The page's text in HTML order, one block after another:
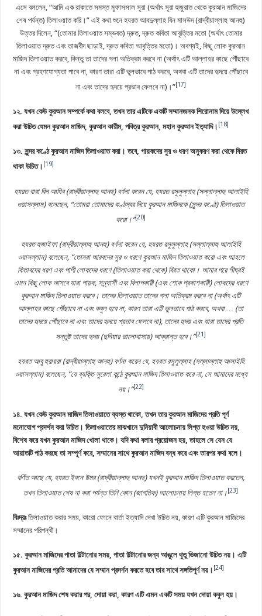
এসে বললেন, “আমি এক রাকাতে সমস্ত মুফাসসাল সূরা (অর্থাৎ সূরা হুজুরাত থেকে কুরআন মাজিদের
শেষ পর্যন্ত) তিলাওয়াত করি।” এই কথা শুনে হযরত আবদুল্লাহ বিন মাসউদ (রাদ্বীয়াল্লাহু আনহু)
উত্তর দিলেন, “(তোমার তিলাওয়াত সম্ভবত) দ্রুত, দ্রুত কবিতা আবৃত্তির মতো (অর্থাৎ তোমার
তিলাওয়াত দ্রুত এবং তাজবীদ ছাড়াই, দ্রুত কবিতা আবৃত্তির মতো)। অবশ্যই, কিছু লোক কুরআন
মাজিদ তিলাওয়াত করবে, কিন্তু তা তাদের গলা অতিক্রম করবে না (অর্থাৎ এটি আল্লাহর কাছে পৌঁছাবে
না এবং গ্রহণযোগ্যতা পাবে না, কারণ তারা এটি ভুলভাবে পাঠ করবে, অথবা এটি তাদের হৃদয়ে পৌঁছাবে
না এবং তাদের হৃদয়ে প্রভাব ফেলবে না)।”[17]
১২.‎ যখন কেউ কুরআন সম্পর্কে কথা বলবে, তখন তার এটিকে একটি সম্মানজনক শিরোনাম দিয়ে উল্লেখ
করা উচিত যেমন কুরআন মাজিদ, কুরআন কারীম, পবিত্র কুরআন, মহান কুরআন ইত্যাদি। [18]
১৩.‎ সুন্দর কণ্ঠে কুরআন মাজিদ তিলাওয়াত করা। তবে, গায়কদের সুর ও ধরণ অনুকরণ করা থেকে বিরত
থাকা উচিত। [19]
হযরত বারা বিন আযিব (রাদ্বীয়াল্লাহু আনহু) বর্ণনা করেন যে, হযরত রসুলুল্লাহ (সল্লাল্লাহু আলাইহি
ওয়াসল্লাম) বলেছেন, “তোমরা তোমাদের কণ্ঠস্বর দিয়ে কুরআন মাজিদকে (সুন্দর কণ্ঠে) তিলাওয়াত
করো।”[20]
হযরত হুজাইফা (রাদ্বীয়াল্লাহু আনহু) বর্ণনা করেন যে, হযরত রসুলুল্লাহ (সল্লাল্লাহু আলাইহি
ওয়াসল্লাম) বলেছেন, “তোমরা আরবদের সুর ও ধরণে কুরআন মাজিদ তিলাওয়াত করো এবং আহলে
কিতাবদের ধরণ এবং পাপী লোকদের ধরণে (তিলাওয়াত করা থেকে) বিরত থাকো। আমার পরে শীঘ্রই
এমন কিছু লোক আসবে যারা গায়ক, সন্ন্যাসী এবং বিলাপকারী (এবং শোক প্রকাশকারী) লোকদের ধরণে
কুরআন মাজিদ তিলাওয়াত করবে। তাদের তিলাওয়াত তাদের গলা অতিক্রম করবে না (অর্থাৎ এটি
আল্লাহর কাছে পৌঁছাবে না এবং কবুল হবে না, কারণ তারা এটি ভুলভাবে পাঠ করবে, অথবা … (তা
তাদের হৃদয়ে পৌঁছাবে না এবং তাদের হৃদয়ে প্রভাব ফেলবে না), তাদের হৃদয় এবং যারা তাদের প্রতি
সন্তুষ্ট তাদের হৃদয় (দুনিয়ার ভালোবাসায়) আক্রান্ত হবে।”[21]
হযরত আবু হুরায়রা (রাদ্বীয়াল্লাহু আনহু) বর্ণনা করেন যে, হযরত রসুলুল্লাহ (সল্লাল্লাহু আলাইহি
ওয়াসল্লাম) বলেছেন, “যে ব্যক্তি সুরেলা কন্ঠে কুরআন মাজিদ তিলাওয়াত করে না, সে আমাদের মধ্যে
নয়।”[22]
১৪.‎ যখন কেউ কুরআন মাজিদ তিলাওয়াতে ব্যস্ত থাকো, তখন তার কুরআন মাজিদের প্রতি পূর্ণ
মনোযোগ প্রদর্শন করা উচিত। তিলাওয়াতের মাঝখানে দুনিয়াবী আলোচনায় লিপ্ত হওয়া উচিত নয়,
বিশেষ করে যখন কুরআন মাজিদ খোলা থাকে। যদি কথা বলার প্রয়োজন হয়, তাহলে সে যেন যে
আয়াতটি পাঠ করছে তা সম্পূর্ণ করে, সম্মানের সাথে কুরআন মাজিদ বন্ধ করে এবং তারপর কথা বলে।
বর্ণিত আছে যে, হযরত ইবনে উমর (রাদ্বীয়াল্লাহু আনহু) যখনই কুরআন মাজিদ তিলাওয়াত করতেন,
তখন তিলাওয়াত শেষ না করা পর্যন্ত তিনি কোন (জাগতিক) আলোচনায় লিপ্ত হতেন না।[23]
বিঃদ্রঃতিলাওয়াত করার সময়, কারো ফোনে বার্তা ইত্যাদি দেখা উচিত নয়, কারণ এটি কুরআন মাজিদের
সম্মানের পরিপন্থী।
১৫. কুরআন মাজিদের পাতা উল্টানোর সময়, পাতা উল্টানোর জন্য আঙুলে থুতু ভিজানো উচিত নয়। এটি
কুরআন মাজিদের প্রতি আমাদের যে সম্মান প্রদর্শন করতে হবে তার সাথে সঙ্গতিপূর্ণ নয়। [24]
১৬. কুরআন মাজিদ শেষ করার পর, দোয়া করা, কারণ এটি এমন একটি সময় যখন দোয়া কবুল হয়।